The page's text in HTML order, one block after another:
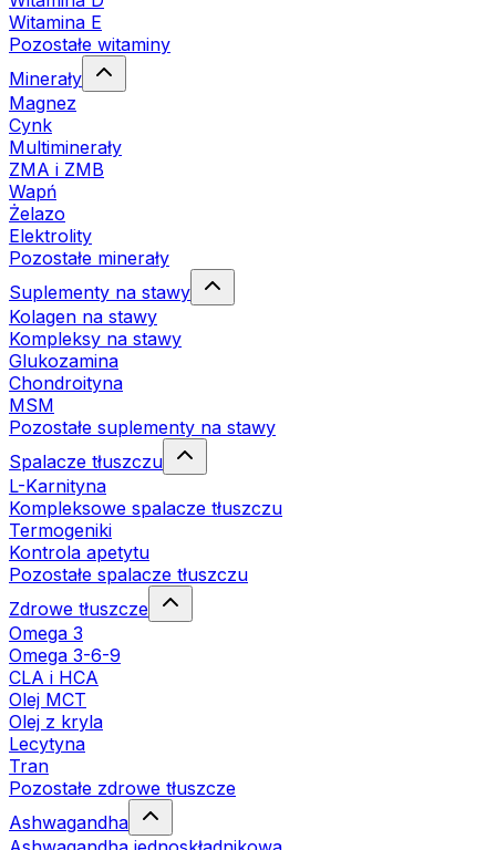
Witamina E
Pozostałe witaminy
Minerały
Magnez
Cynk
Multiminerały
ZMA i ZMB
Wapń
Żelazo
Elektrolity
Pozostałe minerały
Suplementy na stawy
Kolagen na stawy
Kompleksy na stawy
Glukozamina
Chondroityna
MSM
Pozostałe suplementy na stawy
Spalacze tłuszczu
L-Karnityna
Kompleksowe spalacze tłuszczu
Termogeniki
Kontrola apetytu
Pozostałe spalacze tłuszczu
Zdrowe tłuszcze
Omega 3
Omega 3-6-9
CLA i HCA
Olej MCT
Olej z kryla
Lecytyna
Tran
Pozostałe zdrowe tłuszcze
Ashwagandha